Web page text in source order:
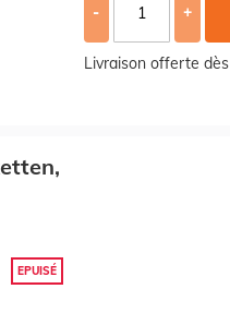
- +
Livraison offerte dès
EPUISÉ